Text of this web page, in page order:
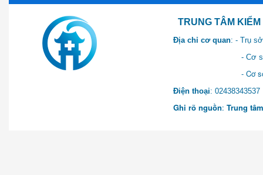
TRUNG TÂM KIỂM SOÁT
Địa chỉ cơ quan: - Trụ
- Cơ sở 2: Khu Hành
- Cơ sở 3: Số 1 Ngõ 2
Điện thoại:
Ghi rõ nguồn: Trung